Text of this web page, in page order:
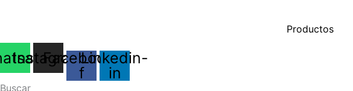
Productos
Instagram
Facebook-
f
Linkedin-
in
Buscar